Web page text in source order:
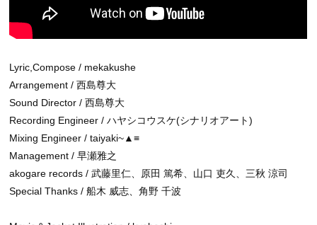
Lyric,Compose / mekakushe
Arrangement / 西島尊大
Sound Director / 西島尊大
Recording Engineer / ハヤシコウスケ(シナリオアート)
Mixing Engineer / taiyaki~▲≡
Management / 早瀬雅之
akogare records / 武藤里仁、原田 篤希、山口 吏久、三秋 涼司
Special Thanks / 船木 威志、角野 千波